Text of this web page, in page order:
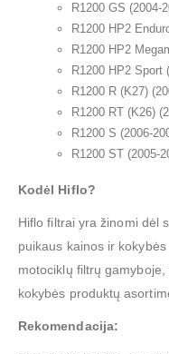
R1200 GS (2004-
R1200 HP2
R1200 HP2
R1200 HP2 Sport
R1200 R (K27)
R1200 RT (K26)
R1200 S (2006-
R1200 ST (2005-
Kodėl Hiflo?
Hiflo filtrai yra žinomi dėl
puikaus kainos ir
motociklų filtrų
kokybės produktų
Rekomendacija: